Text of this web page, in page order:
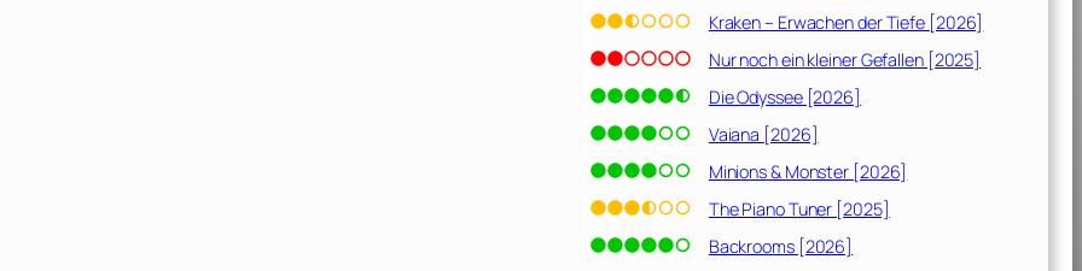
Kraken – Erwachen der Tiefe [2026]
Nur noch ein kleiner Gefallen [2025]
Die Odyssee [2026]
Vaiana [2026]
Minions & Monster [2026]
The Piano Tuner [2025]
Backrooms [2026]